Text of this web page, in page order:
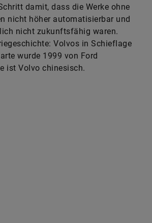
damit, dass die Werke ohne
nicht höher automatisierbar und
nicht zukunftsfähig waren.
Volvos in Schieflage
wurde 1999 von Ford
ist ­Volvo chinesisch.